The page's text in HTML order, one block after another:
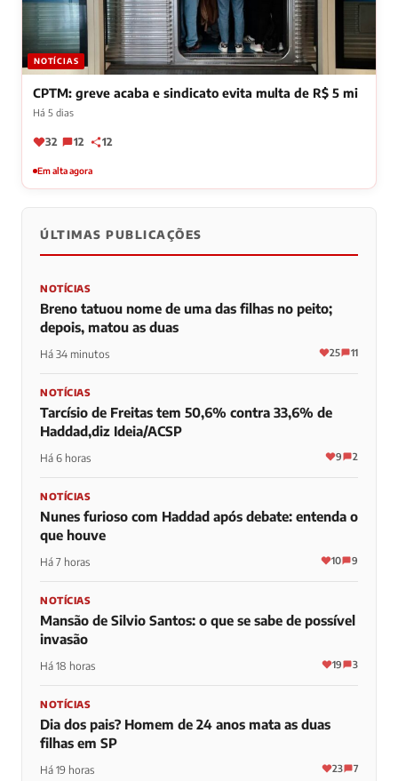
NOTÍCIAS
CPTM: greve acaba e sindicato evita multa de R$ 5 mi
Há 5 dias
32 12 12
Em alta agora
ÚLTIMAS PUBLICAÇÕES
NOTÍCIAS
Breno tatuou nome de uma das filhas no peito;
depois, matou as duas
Há 34 minutos 25 11
NOTÍCIAS
Tarcísio de Freitas tem 50,6% contra 33,6% de
Haddad,diz Ideia/ACSP
Há 6 horas 9 2
NOTÍCIAS
Nunes furioso com Haddad após debate: entenda o
que houve
Há 7 horas 10 9
NOTÍCIAS
Mansão de Silvio Santos: o que se sabe de possível
invasão
Há 18 horas 19 3
NOTÍCIAS
Dia dos pais? Homem de 24 anos mata as duas
filhas em SP
Há 19 horas 23 7